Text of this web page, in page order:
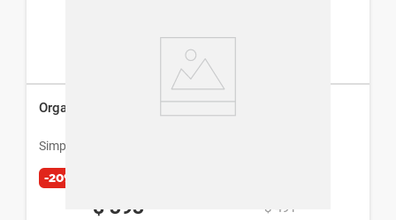
Organizador de Escritorio Simplicity con Cajones
Simplicity
-20%
$ 393 $ 491